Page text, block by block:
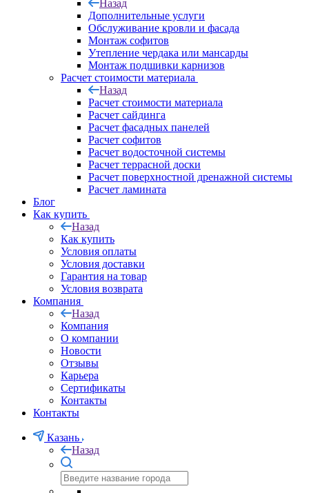
Назад
Дополнительные услуги
Обслуживание кровли и фасада
Монтаж софитов
Утепление чердака или мансарды
Монтаж подшивки карнизов
Расчет стоимости материала
Назад
Расчет стоимости материала
Расчет сайдинга
Расчет фасадных панелей
Расчет софитов
Расчет водосточной системы
Расчет террасной доски
Расчет поверхностной дренажной системы
Расчет ламината
Блог
Как купить
Назад
Как купить
Условия оплаты
Условия доставки
Гарантия на товар
Условия возврата
Компания
Назад
Компания
О компании
Новости
Отзывы
Карьера
Сертификаты
Контакты
Контакты
Казань
Назад